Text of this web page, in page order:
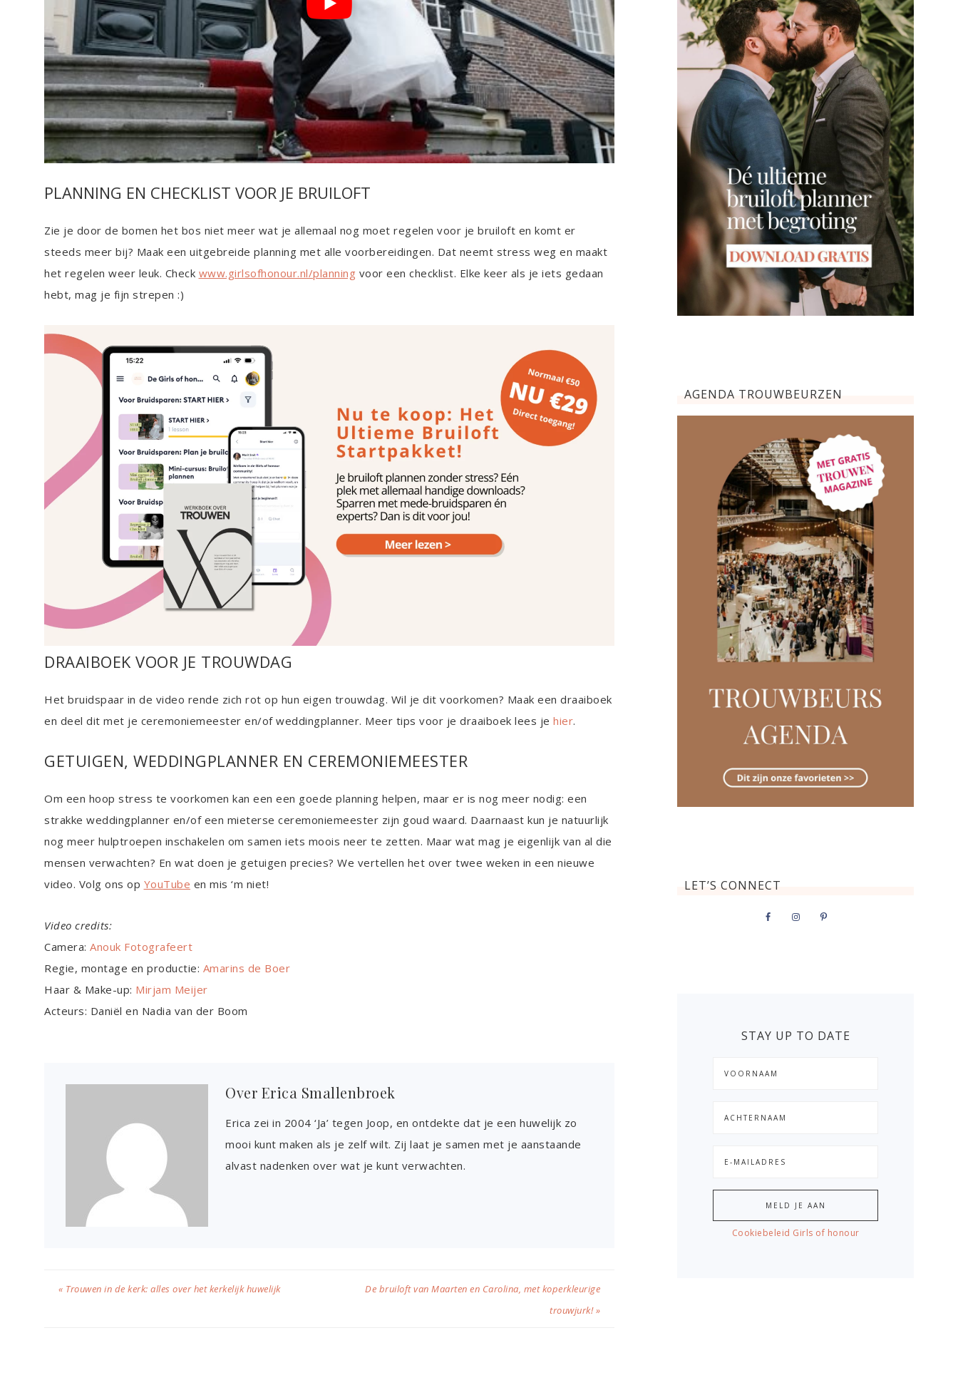
PLANNING EN CHECKLIST VOOR JE BRUILOFT
Zie je door de bomen het bos niet meer wat je allemaal nog moet regelen voor je bruiloft en komt er
steeds meer bij? Maak een uitgebreide planning met alle voorbereidingen. Dat neemt stress weg en maakt
het regelen weer leuk. Check www.girlsofhonour.nl/planning voor een checklist. Elke keer als je iets gedaan
hebt, mag je fijn strepen :)
DRAAIBOEK VOOR JE TROUWDAG
Het bruidspaar in de video rende zich rot op hun eigen trouwdag. Wil je dit voorkomen? Maak een draaiboek
en deel dit met je ceremoniemeester en/of weddingplanner. Meer tips voor je draaiboek lees je hier.
GETUIGEN, WEDDINGPLANNER EN CEREMONIEMEESTER
Om een hoop stress te voorkomen kan een een goede planning helpen, maar er is nog meer nodig: een
strakke weddingplanner en/of een mieterse ceremoniemeester zijn goud waard. Daarnaast kun je natuurlijk
nog meer hulptroepen inschakelen om samen iets moois neer te zetten. Maar wat mag je eigenlijk van al die
mensen verwachten? En wat doen je getuigen precies? We vertellen het over twee weken in een nieuwe
video. Volg ons op YouTube en mis ‘m niet!
Video credits:
Camera: Anouk Fotografeert
Regie, montage en productie: Amarins de Boer
Haar & Make-up: Mirjam Meijer
Acteurs: Daniël en Nadia van der Boom
Over Erica Smallenbroek
Erica zei in 2004 ‘Ja’ tegen Joop, en ontdekte dat je een huwelijk zo
mooi kunt maken als je zelf wilt. Zij laat je samen met je aanstaande
alvast nadenken over wat je kunt verwachten.
« Trouwen in de kerk: alles over het kerkelijk huwelijk
De bruiloft van Maarten en Carolina, met koperkleurige
trouwjurk! »
AGENDA TROUWBEURZEN
LET’S CONNECT
STAY UP TO DATE
Cookiebeleid Girls of honour